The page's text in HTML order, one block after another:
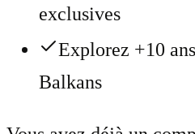
exclusives
Explorez +10
Balkans